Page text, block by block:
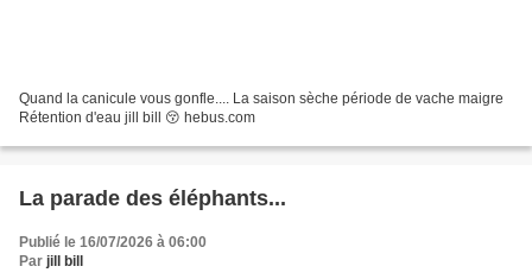
Quand la canicule vous gonfle.... La saison sèche période de vache maigre
Rétention d'eau jill bill 😚 hebus.com
La parade des éléphants...
Publié le 16/07/2026 à 06:00
Par jill bill